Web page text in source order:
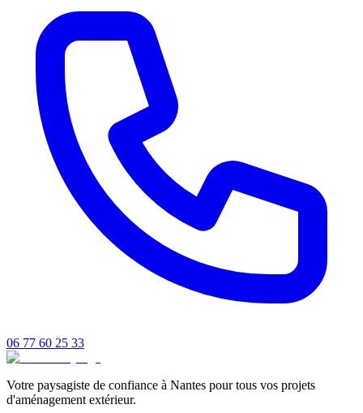
06 77 60 25 33
Votre paysagiste de confiance à Nantes pour tous vos projets
d'aménagement extérieur.